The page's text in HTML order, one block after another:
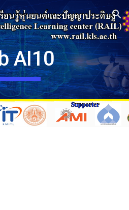
Skip to navigation
AI10